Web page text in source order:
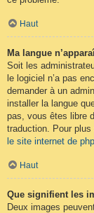
Haut
Ma langue
Soit les
le logiciel n’a pas
demander à un
installer la langue
pas, vous êtes libre
traduction. Pour plus
le site internet de
Haut
Que signifient les
Deux images